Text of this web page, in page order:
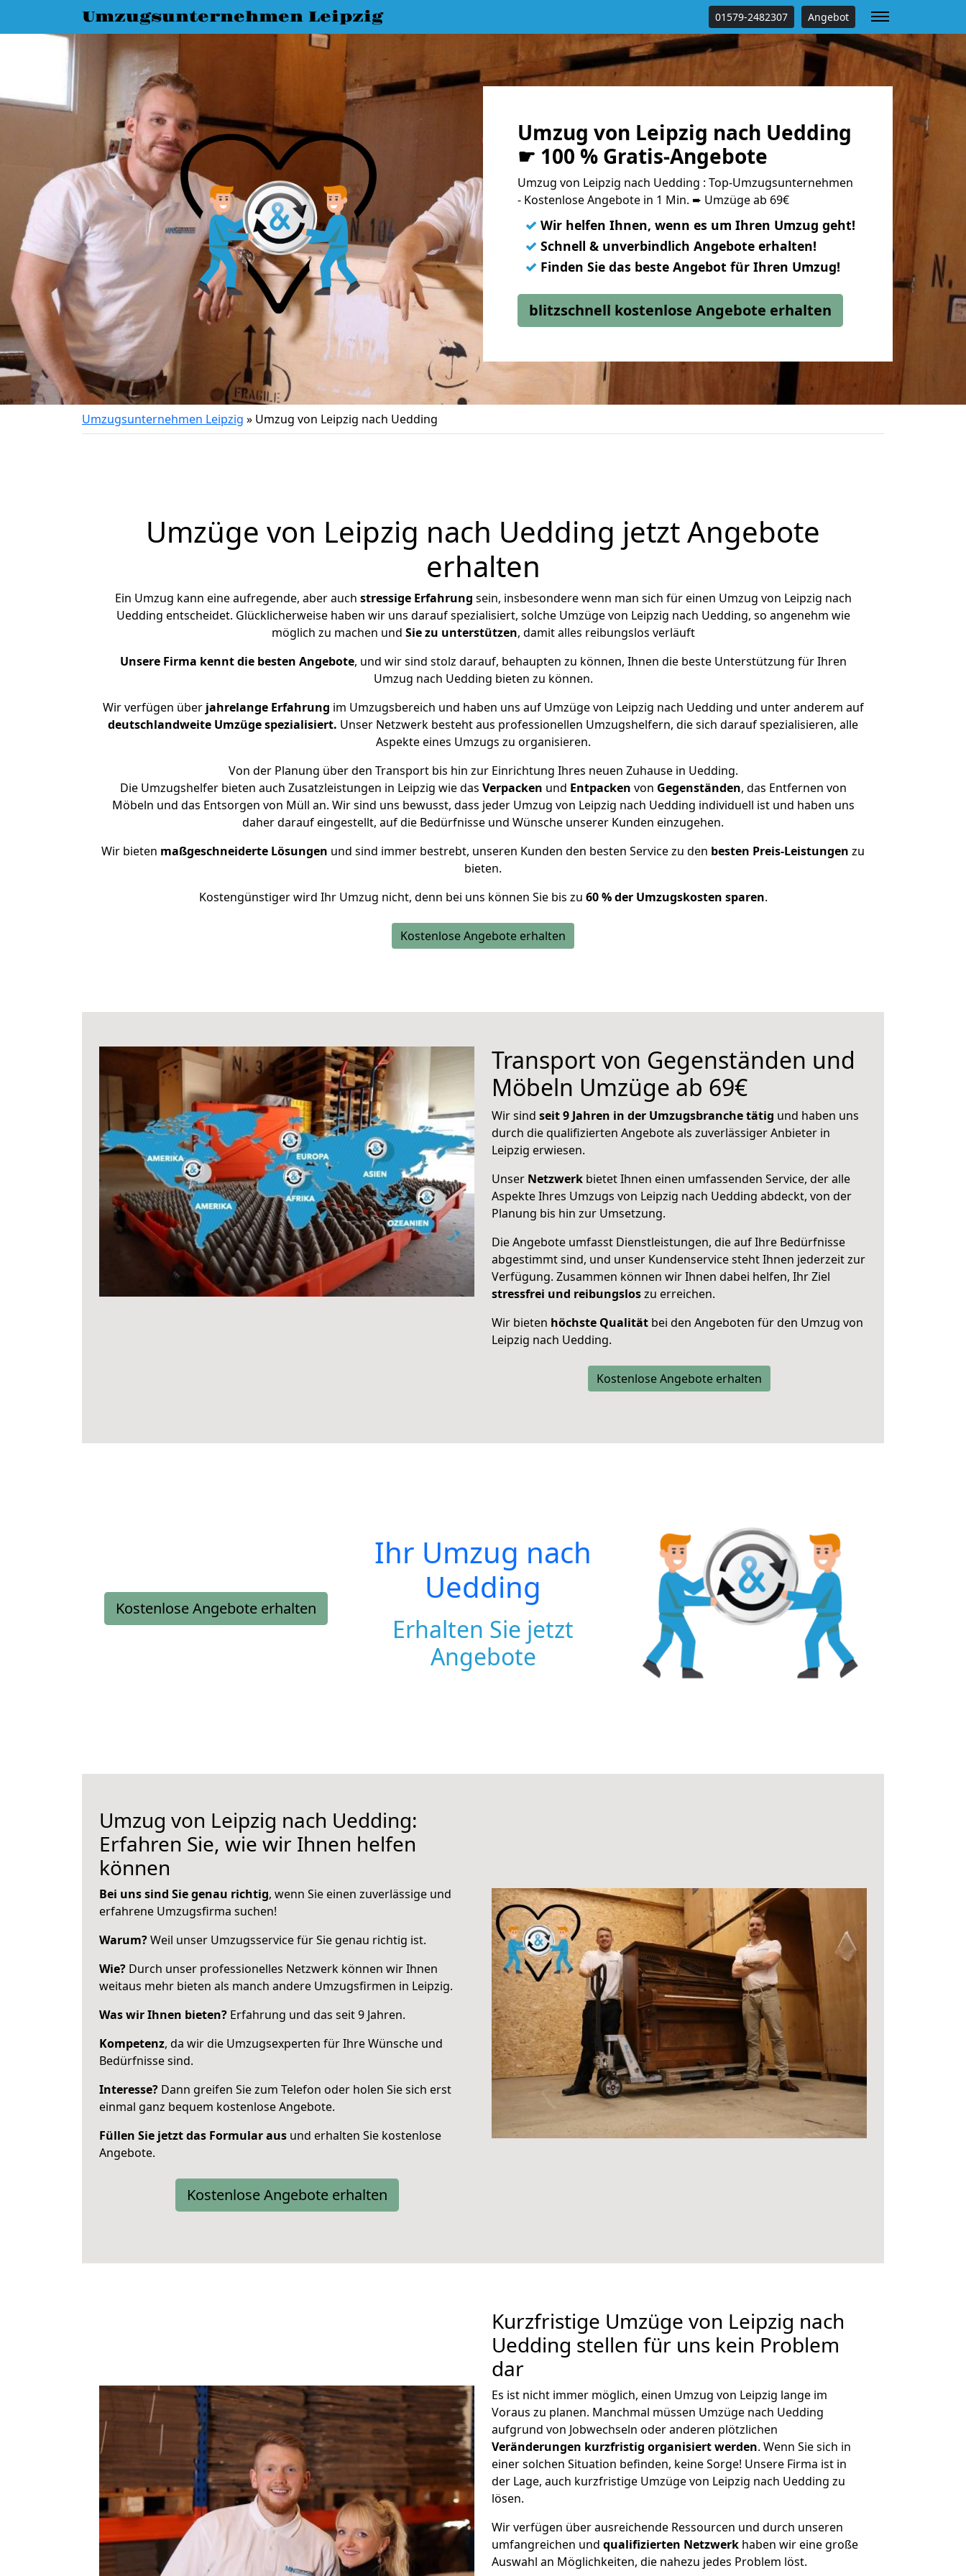
Umzugsunternehmen Leipzig 01579-2482307 Angebot
Umzug von Leipzig nach Uedding
☛ 100 % Gratis-Angebote
Umzug von Leipzig nach Uedding : Top-Umzugsunternehmen
- Kostenlose Angebote in 1 Min. ➨ Umzüge ab 69€
✓ Wir helfen Ihnen, wenn es um Ihren Umzug geht!
✓ Schnell & unverbindlich Angebote erhalten!
✓ Finden Sie das beste Angebot für Ihren Umzug!
blitzschnell kostenlose Angebote erhalten
Umzugsunternehmen Leipzig » Umzug von Leipzig nach Uedding
Umzüge von Leipzig nach Uedding jetzt Angebote
erhalten
Ein Umzug kann eine aufregende, aber auch stressige Erfahrung sein, insbesondere wenn man sich für einen Umzug von Leipzig nach
Uedding entscheidet. Glücklicherweise haben wir uns darauf spezialisiert, solche Umzüge von Leipzig nach Uedding, so angenehm wie
möglich zu machen und Sie zu unterstützen, damit alles reibungslos verläuft
Unsere Firma kennt die besten Angebote, und wir sind stolz darauf, behaupten zu können, Ihnen die beste Unterstützung für Ihren
Umzug nach Uedding bieten zu können.
Wir verfügen überjahrelange Erfahrung im Umzugsbereich und haben uns auf Umzüge von Leipzig nach Uedding und unter anderem auf
deutschlandweite Umzüge spezialisiert. Unser Netzwerk besteht aus professionellen Umzugshelfern, die sich darauf spezialisieren, alle
Aspekte eines Umzugs zu organisieren.
Von der Planung über den Transport bis hin zur Einrichtung Ihres neuen Zuhause in Uedding.
Die Umzugshelfer bieten auch Zusatzleistungen in Leipzig wie das Verpacken und Entpacken von Gegenständen, das Entfernen von
Möbeln und das Entsorgen von Müll an. Wir sind uns bewusst, dass jeder Umzug von Leipzig nach Uedding individuell ist und haben uns
daher darauf eingestellt, auf die Bedürfnisse und Wünsche unserer Kunden einzugehen.
Wir bieten maßgeschneiderte Lösungen und sind immer bestrebt, unseren Kunden den besten Service zu den besten Preis-Leistungen zu
bieten.
Kostengünstiger wird Ihr Umzug nicht, denn bei uns können Sie bis zu 60 % der Umzugskosten sparen.
Kostenlose Angebote erhalten
Transport von Gegenständen und
Möbeln Umzüge ab 69€
Wir sind seit 9 Jahren in der Umzugsbranche tätig und haben uns
durch die qualifizierten Angebote als zuverlässiger Anbieter in
Leipzig erwiesen.
Unser Netzwerk bietet Ihnen einen umfassenden Service, der alle
Aspekte Ihres Umzugs von Leipzig nach Uedding abdeckt, von der
Planung bis hin zur Umsetzung.
Die Angebote umfasst Dienstleistungen, die auf Ihre Bedürfnisse
abgestimmt sind, und unser Kundenservice steht Ihnen jederzeit zur
Verfügung. Zusammen können wir Ihnen dabei helfen, Ihr Ziel
stressfrei und reibungsloszu erreichen.
Wir bieten höchste Qualität bei den Angeboten für den Umzug von
Leipzig nach Uedding.
Kostenlose Angebote erhalten
Kostenlose Angebote erhalten
Ihr Umzug nach
Uedding
Erhalten Sie jetzt
Angebote
Umzug von Leipzig nach Uedding:
Erfahren Sie, wie wir Ihnen helfen
können
Bei uns sind Sie genau richtig, wenn Sie einen zuverlässige und
erfahrene Umzugsfirma suchen!
Warum?Weil unser Umzugsservice für Sie genau richtig ist.
Wie? Durch unser professionelles Netzwerk können wir Ihnen
weitaus mehr bieten als manch andere Umzugsfirmen in Leipzig.
Was wir Ihnen bieten? Erfahrung und das seit 9 Jahren.
Kompetenz, da wir die Umzugsexperten für Ihre Wünsche und
Bedürfnisse sind.
Interesse? Dann greifen Sie zum Telefon oder holen Sie sich erst
einmal ganz bequem kostenlose Angebote.
Füllen Sie jetzt das Formular aus und erhalten Sie kostenlose
Angebote.
Kostenlose Angebote erhalten
Kurzfristige Umzüge von Leipzig nach
Uedding stellen für uns kein Problem
dar
Es ist nicht immer möglich, einen Umzug von Leipzig lange im
Voraus zu planen. Manchmal müssen Umzüge nach Uedding
aufgrund von Jobwechseln oder anderen plötzlichen
Veränderungen kurzfristig organisiert werden. Wenn Sie sich in
einer solchen Situation befinden, keine Sorge! Unsere Firma ist in
der Lage, auch kurzfristige Umzüge von Leipzig nach Uedding zu
lösen.
Wir verfügen über ausreichende Ressourcen und durch unseren
umfangreichen und qualifizierten Netzwerk haben wir eine große
Auswahl an Möglichkeiten, die nahezu jedes Problem löst.